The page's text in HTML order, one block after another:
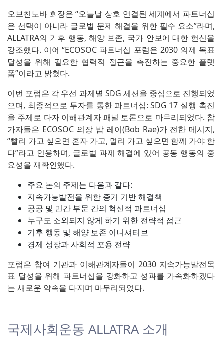
오브친노바 회장은 “오늘날 상호 연결된 세계에서 파트너십
은 선택이 아니라 글로벌 문제 해결을 위한 필수 요소”라며,
ALLATRA의 기후 행동, 해양 보존, 국가 안보에 대한 헌신을
강조했다. 이어 “ECOSOC 파트너십 포럼은 2030 의제 목표
달성을 위해 필요한 협력적 접근을 촉진하는 중요한 플랫
폼”이라고 밝혔다.
이번 포럼은 각 우선 과제별 SDG 세션을 중심으로 진행되었
으며, 최종적으로 투자를 통한 파트너십: SDG 17 실행 촉진
을 주제로 다자 이해관계자 패널 토론으로 마무리되었다. 참
가자들은 ECOSOC 의장 밥 레이(Bob Rae)가 전한 메시지,
“빨리 가고 싶으면 혼자 가고, 멀리 가고 싶으면 함께 가야 한
다”라고 인용하며, 글로벌 과제 해결에 있어 공동 행동의 중
요성을 재확인했다.
주요 논의 주제는 다음과 같다:
지속가능발전을 위한 증거 기반 해결책
공공 및 민간 부문 간의 혁신적 파트너십
누구도 소외되지 않게 하기 위한 전략적 접근
기후 행동 및 해양 보존 이니셔티브
경제 성장과 사회적 포용 전략
포럼은 참여 기관과 이해관계자들이 2030 지속가능발전목
표 달성을 위해 파트너십을 강화하고 성과를 가속화하겠다
는 새로운 약속을 다지며 마무리되었다.
국제사회운동 ALLATRA 소개